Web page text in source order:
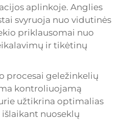
aplinkoje. Anglies
svyruoja nuo vidutinės
priklausomai nuo
ir tikėtinų
procesai geležinkelių
kontroliuojamą
užtikrina optimalias
išlaikant nuoseklų